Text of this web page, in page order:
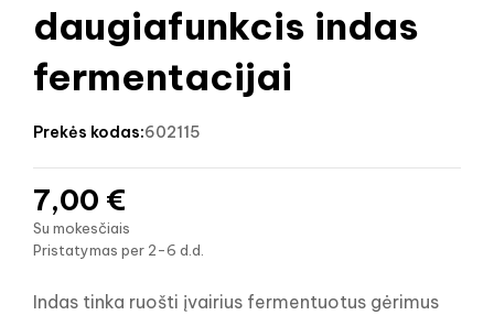
daugiafunkcis indas
fermentacijai
prekės kodas:602115
7,00 €
Su mokesčiais
Pristatymas per 2-6 d.d.
Indas tinka ruošti įvairius fermentuotus gėrimus